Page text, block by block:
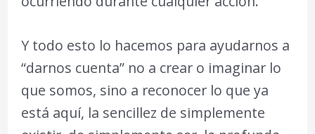
Y todo esto lo hacemos para ayudarnos a
“darnos cuenta” no a crear o imaginar lo
que somos, sino a reconocer lo que ya
está aquí, la sencillez de simplemente